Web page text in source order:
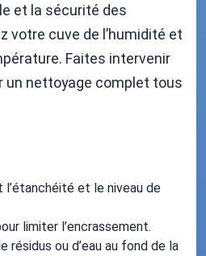
et la sécurité des
votre cuve de l’humidité et
Faites intervenir
un nettoyage complet tous
l’étanchéité et le niveau de
limiter l’encrassement.
résidus ou d’eau au fond de la